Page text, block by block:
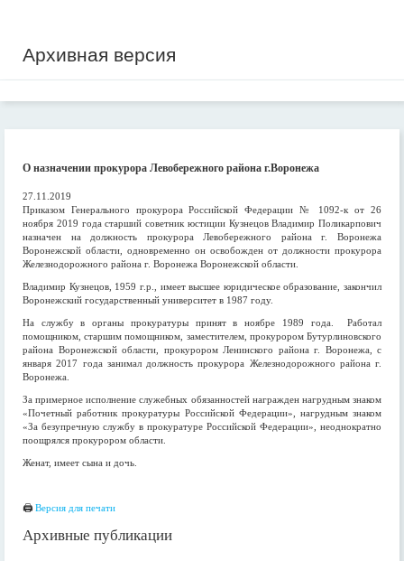
Архивная версия
О назначении прокурора Левобережного района г.Воронежа
27.11.2019
Приказом Генерального прокурора Российской Федерации № 1092-к от 26
ноября 2019 года старший советник юстиции Кузнецов Владимир Поликарпович
назначен на должность прокурора Левобережного района г. Воронежа
Воронежской области, одновременно он освобожден от должности прокурора
Железнодорожного района г. Воронежа Воронежской области.
Владимир Кузнецов, 1959 г.р., имеет высшее юридическое образование, закончил
Воронежский государственный университет в 1987 году.
На службу в органы прокуратуры принят в ноябре 1989 года. Работал
помощником, старшим помощником, заместителем, прокурором Бутурлиновского
района Воронежской области, прокурором Ленинского района г. Воронежа, с
января 2017 года занимал должность прокурора Железнодорожного района г.
Воронежа.
За примерное исполнение служебных обязанностей награжден нагрудным знаком
«Почетный работник прокуратуры Российской Федерации», нагрудным знаком
«За безупречную службу в прокуратуре Российской Федерации», неоднократно
поощрялся прокурором области.
Женат, имеет сына и дочь.
🖨 Версия для печати
Архивные публикации